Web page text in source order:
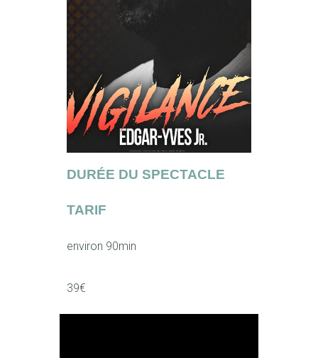
DURÉE DU SPECTACLE
TARIF
environ 90min
39€